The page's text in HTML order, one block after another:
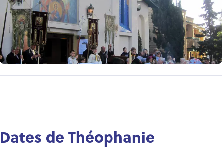
Dates de Théophanie